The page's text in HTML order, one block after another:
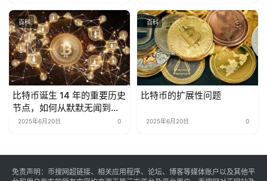
百科
比特币诞生 14 年的重要历史
节点，如何从默默无闻到全
球关注
2025年6月20日 0
百科
比特币的扩展性问题
2025年6月20日 0
免责声明：币搜网超链接、相关应用程序、论坛、博客等媒体账户以及其他平